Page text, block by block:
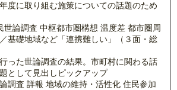
度に取り組む施策についての話題のため
世論調査 中枢都市圏構想 温度差 都市圏周
基礎地域など「連携難しい」（３面・総
った世論調査の結果。市町村に関わる話
として見出しピックアップ
調査 詳報 地域の維持・活性化 住民参加